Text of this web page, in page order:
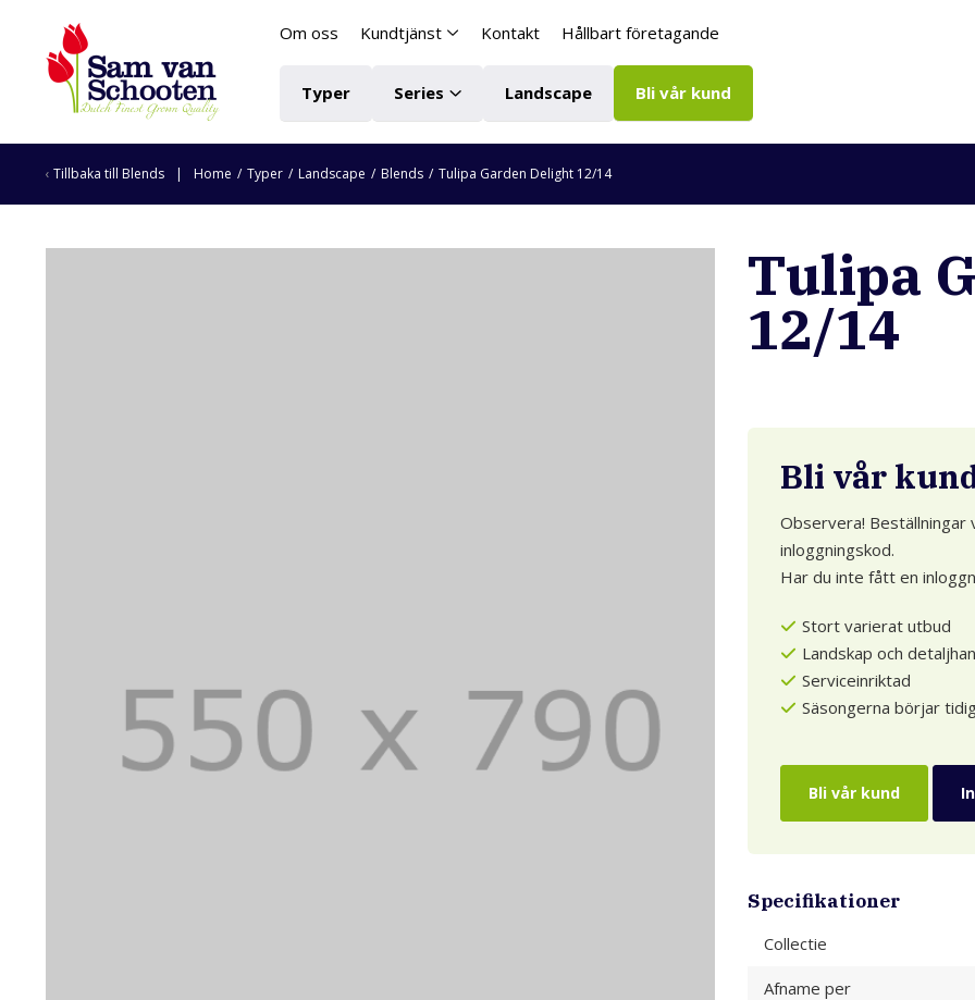
Om oss Kundtjänst Kontakt Hållbart företagande
Typer Series Landscape Bli vår kund
Tillbaka till Blends Home / Typer / Landscape / Blends / Tulipa Garden Delight 12/14
Tulipa
12/14
Bli vår
Observera! Beställningar
inloggningskod.
Har du inte fått en
Stort varierat utbud
Landskap och
Serviceinriktad
Säsongerna börjar
Bli vår kund
Specifikationer
Collectie
Afname per